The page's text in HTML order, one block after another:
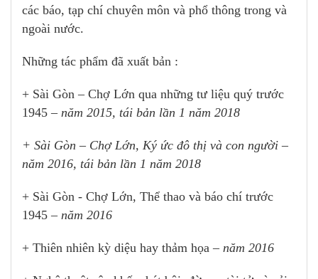
các báo, tạp chí chuyên môn và phổ thông trong và
ngoài nước.
Những tác phẩm đã xuất bản :
+ Sài Gòn – Chợ Lớn qua những tư liệu quý trước
1945 – năm 2015, tái bản lần 1 năm 2018
+ Sài Gòn – Chợ Lớn, Ký ức đô thị và con người –
năm 2016, tái bản lần 1 năm 2018
+ Sài Gòn - Chợ Lớn, Thể thao và báo chí trước
1945 – năm 2016
+ Thiên nhiên kỳ diệu hay thảm họa – năm 2016